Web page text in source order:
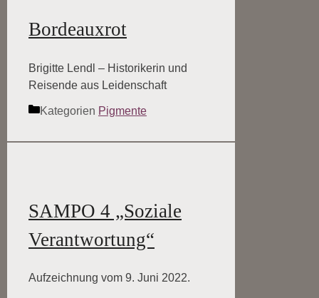
Bordeauxrot
Brigitte Lendl – Historikerin und
Reisende aus Leidenschaft
Kategorien Pigmente
SAMPO 4 „Soziale
Verantwortung“
Aufzeichnung vom 9. Juni 2022.